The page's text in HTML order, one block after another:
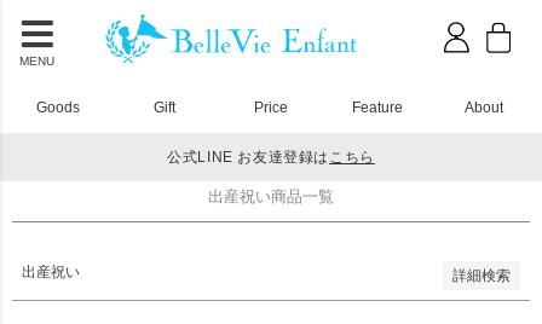
MENU
Goods Gift Price Feature About
公式LINE お友達登録は こちら
出産祝い商品一覧
出産祝い 詳細検索
新着順
登録順
価格が高い順
キーワードヒット順
検索